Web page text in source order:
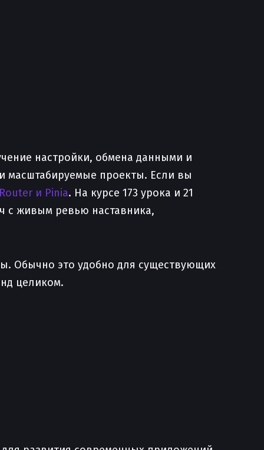
настройки, обмена данными и
масштабируемые проекты. Если вы
и Pinia. На курсе 173 урока и 21
с живым ревью наставника,
Обычно это удобно для существующих
целиком.